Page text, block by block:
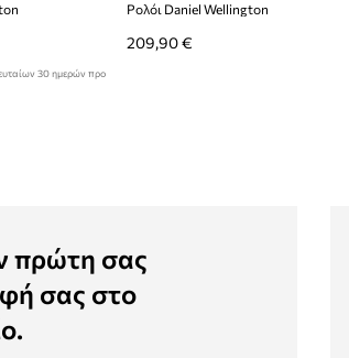
30 ημερών προ
Ρολόι Daniel Wellington
209,90 €
πρώτη σας
σας στο